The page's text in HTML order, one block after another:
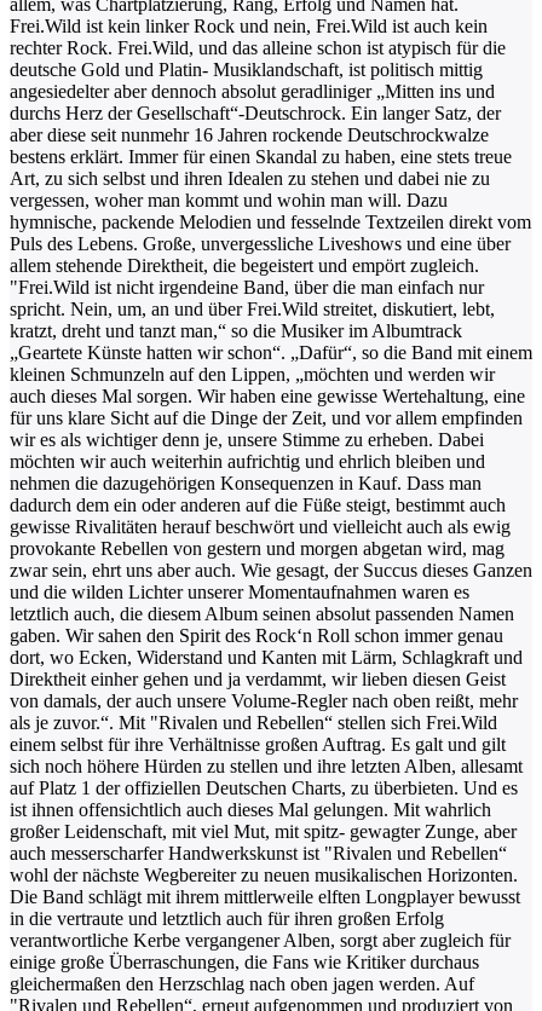
allem, was Chartplatzierung, Rang, Erfolg und Namen hat.
Frei.Wild ist kein linker Rock und nein, Frei.Wild ist auch kein
rechter Rock. Frei.Wild, und das alleine schon ist atypisch für die
deutsche Gold und Platin- Musiklandschaft, ist politisch mittig
angesiedelter aber dennoch absolut geradliniger „Mitten ins und
durchs Herz der Gesellschaft“-Deutschrock. Ein langer Satz, der
aber diese seit nunmehr 16 Jahren rockende Deutschrockwalze
bestens erklärt. Immer für einen Skandal zu haben, eine stets treue
Art, zu sich selbst und ihren Idealen zu stehen und dabei nie zu
vergessen, woher man kommt und wohin man will. Dazu
hymnische, packende Melodien und fesselnde Textzeilen direkt vom
Puls des Lebens. Große, unvergessliche Liveshows und eine über
allem stehende Direktheit, die begeistert und empört zugleich.
"Frei.Wild ist nicht irgendeine Band, über die man einfach nur
spricht. Nein, um, an und über Frei.Wild streitet, diskutiert, lebt,
kratzt, dreht und tanzt man,“ so die Musiker im Albumtrack
„Geartete Künste hatten wir schon“. „Dafür“, so die Band mit einem
kleinen Schmunzeln auf den Lippen, „möchten und werden wir
auch dieses Mal sorgen. Wir haben eine gewisse Wertehaltung, eine
für uns klare Sicht auf die Dinge der Zeit, und vor allem empfinden
wir es als wichtiger denn je, unsere Stimme zu erheben. Dabei
möchten wir auch weiterhin aufrichtig und ehrlich bleiben und
nehmen die dazugehörigen Konsequenzen in Kauf. Dass man
dadurch dem ein oder anderen auf die Füße steigt, bestimmt auch
gewisse Rivalitäten herauf beschwört und vielleicht auch als ewig
provokante Rebellen von gestern und morgen abgetan wird, mag
zwar sein, ehrt uns aber auch. Wie gesagt, der Succus dieses Ganzen
und die wilden Lichter unserer Momentaufnahmen waren es
letztlich auch, die diesem Album seinen absolut passenden Namen
gaben. Wir sahen den Spirit des Rock‘n Roll schon immer genau
dort, wo Ecken, Widerstand und Kanten mit Lärm, Schlagkraft und
Direktheit einher gehen und ja verdammt, wir lieben diesen Geist
von damals, der auch unsere Volume-Regler nach oben reißt, mehr
als je zuvor.“. Mit "Rivalen und Rebellen“ stellen sich Frei.Wild
einem selbst für ihre Verhältnisse großen Auftrag. Es galt und gilt
sich noch höhere Hürden zu stellen und ihre letzten Alben, allesamt
auf Platz 1 der offiziellen Deutschen Charts, zu überbieten. Und es
ist ihnen offensichtlich auch dieses Mal gelungen. Mit wahrlich
großer Leidenschaft, mit viel Mut, mit spitz- gewagter Zunge, aber
auch messerscharfer Handwerkskunst ist "Rivalen und Rebellen“
wohl der nächste Wegbereiter zu neuen musikalischen Horizonten.
Die Band schlägt mit ihrem mittlerweile elften Longplayer bewusst
in die vertraute und letztlich auch für ihren großen Erfolg
verantwortliche Kerbe vergangener Alben, sorgt aber zugleich für
einige große Überraschungen, die Fans wie Kritiker durchaus
gleichermaßen den Herzschlag nach oben jagen werden. Auf
"Rivalen und Rebellen“, erneut aufgenommen und produziert von